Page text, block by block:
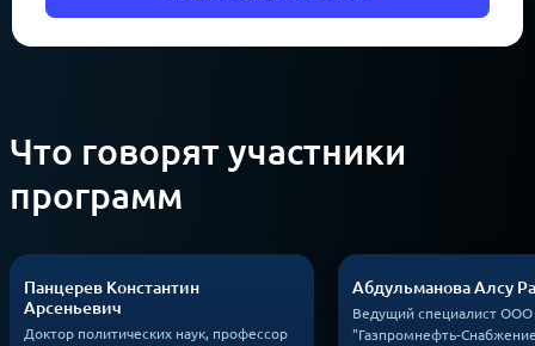
Что говорят участники
программ
Панцерев Константин
Арсеньевич
Доктор политических наук, профессор
Абдульманова Алсу
Ведущий специалист ООО
"Газпромнефть-